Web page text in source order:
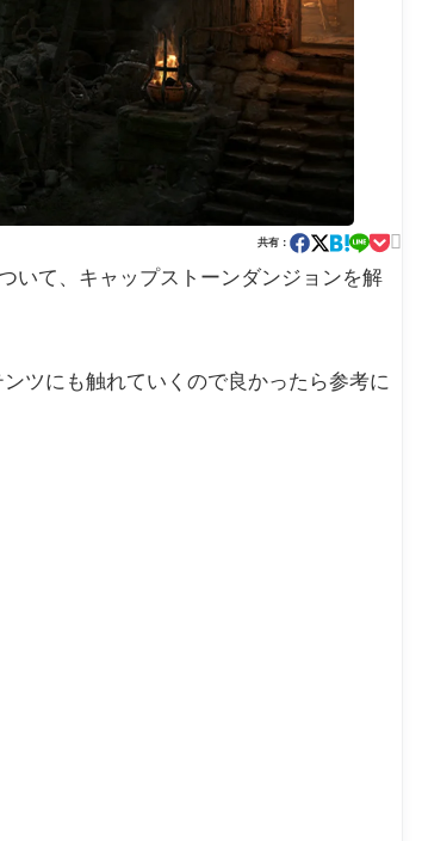
共有：

いて、キャップストーンダンジョンを解
ツにも触れていくので良かったら参考に